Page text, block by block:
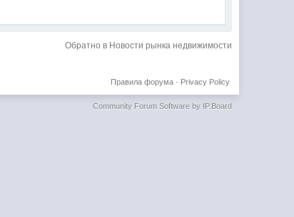
Обратно в Новости рынка недвижимости
Privacy Policy
Правила форума·
Community Forum Software by IP.Board